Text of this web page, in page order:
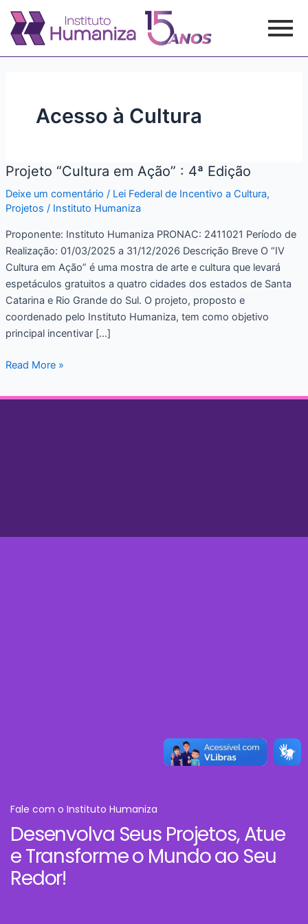
para
conteúdo
Acesso à Cultura
Projeto “Cultura em Ação” : 4ª Edição
Deixe um comentário / Lei Federal de Incentivo a Cultura,
Projetos / Instituto Humaniza
Proponente: Instituto Humaniza PRONAC: 2411021 Período de
Realização: 01/03/2025 a 31/12/2026 Descrição Breve O “IV
Cultura em Ação” é uma mostra de arte e cultura que levará
espetáculos gratuitos a quatro cidades dos estados de Santa
Catarina e Rio Grande do Sul. O projeto, proposto e
coordenado pelo Instituto Humaniza, tem como objetivo
principal incentivar […]
Projeto
em
:
4ª
Edição
Read More »
Fale com o Instituto Humaniza
Desenvolva Seus Projetos, Atue
e Transforme o Mundo ao Seu
Redor!